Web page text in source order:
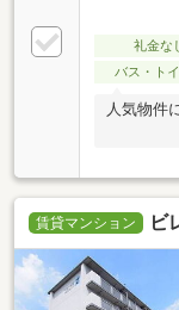
礼金な
バス・ト
人気物件
賃貸マンション ビ